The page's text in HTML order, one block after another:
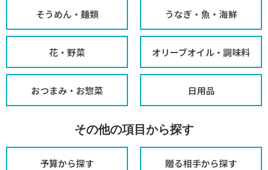
そうめん・麺類 うなぎ・魚・海鮮
花・野菜 オリーブオイル・調味料
おつまみ・お惣菜 日用品
その他の項目から探す
予算から探す 贈る相手から探す